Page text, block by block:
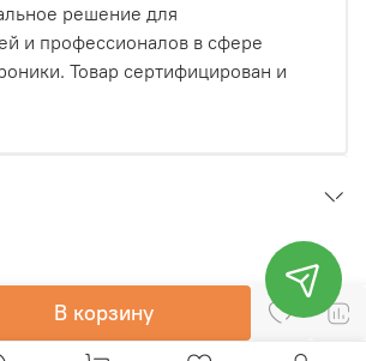
В корзину
решение для
и профессионалов в сфере
Товар сертифицирован и